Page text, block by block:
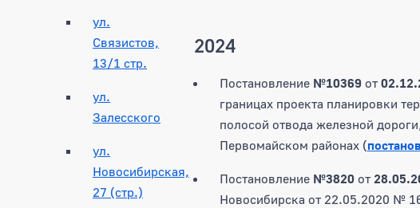
ул.
Связистов,
13/1 стр.
ул.
Залесского
ул.
Новосибирская,
27 (стр.)
2024
Постановление №10369 от
границах проекта планировки
полосой отвода железной
Первомайском районах (
Постановление№3820от
Новосибирска от 22.05.2020 №